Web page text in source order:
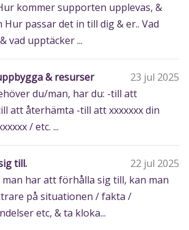
kommer supporten upplevas, &
passar det in till dig & er.. Vad
vad upptäcker ...
& resurser
23 jul 2025
du/man, har du: -till att
att återhämta -till att xxxxxxx din
/ etc. ...
till.
22 jul 2025
man har att förhålla sig till, kan man
på situationen / fakta /
etc, & ta kloka...